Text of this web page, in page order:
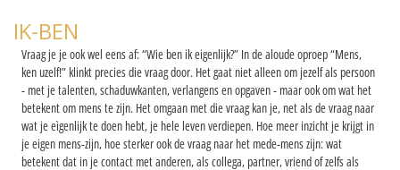
IK-BEN
Vraag je je ook wel eens af: “Wie ben ik eigenlijk?” In de aloude oproep “Mens,
ken uzelf!” klinkt precies die vraag door. Het gaat niet alleen om jezelf als persoon
- met je talenten, schaduwkanten, verlangens en opgaven - maar ook om wat het
betekent om mens te zijn. Het omgaan met die vraag kan je, net als de vraag naar
wat je eìgenlijk te doen hebt, je hele leven verdiepen. Hoe meer inzicht je krijgt in
je eigen mens-zijn, hoe sterker ook de vraag naar het mede-mens zijn: wat
betekent dat in je contact met anderen, als collega, partner, vriend of zelfs als